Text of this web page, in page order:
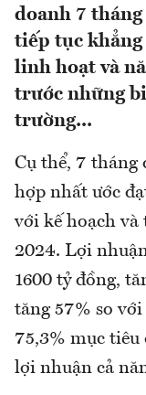
doanh 7
tiếp tục
linh hoạt và
trước những
trường...
Cụ thể, 7 tháng
hợp nhất ước
với kế hoạch và
2024. Lợi
1600 tỷ đồng,
tăng 57% so
75,3% mục tiêu
lợi nhuận cả